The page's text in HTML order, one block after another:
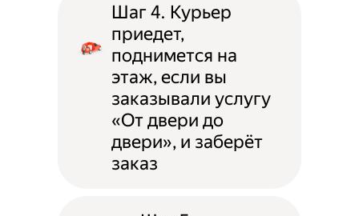
Шаг 4. Курьер
приедет,
поднимется на
этаж, если вы
заказывали услугу
«От двери до
двери», и заберёт
заказ